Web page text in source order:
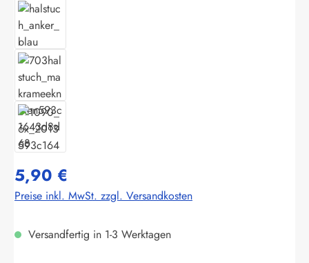
5,90 €
Preise inkl. MwSt. zzgl. Versandkosten
Versandfertig in 1-3 Werktagen